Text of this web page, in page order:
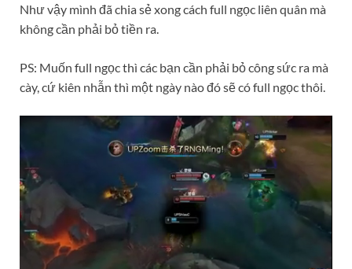
Như vậy mình đã chia sẻ xong cách full ngọc liên quân mà
không cần phải bỏ tiền ra.
PS: Muốn full ngọc thì các bạn cần phải bỏ công sức ra mà
cày, cứ kiên nhẫn thì một ngày nào đó sẽ có full ngọc thôi.